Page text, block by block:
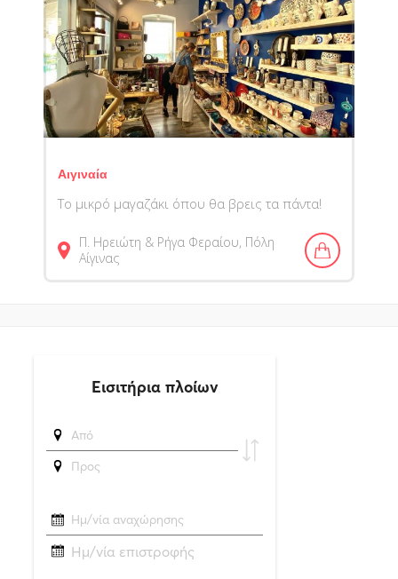
Αιγιναία
Το μικρό μαγαζάκι όπου θα βρεις τα πάντα!
Π. Ηρειώτη & Ρήγα Φεραίου, Πόλη
Αίγινας